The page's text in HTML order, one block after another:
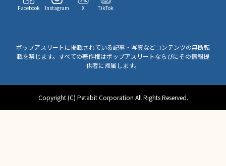
Facebook Instagram X TikTok
ポップアスリートに掲載されている記事・写真などコンテンツの無断転
載を禁じます。すべての著作権はポップアスリートならびにその情報提
供者に帰属します。
Copyright (C) Petabit Corporation All Rights Reserved.